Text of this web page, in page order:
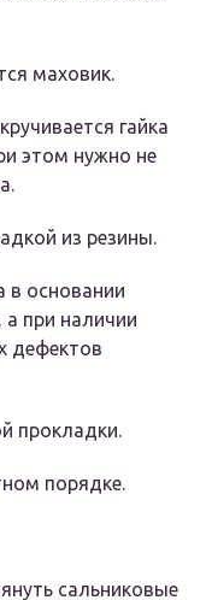
маховик.
гайка
этом нужно не
из резины.
в основании
при наличии
дефектов
прокладки.
порядке.
сальниковые